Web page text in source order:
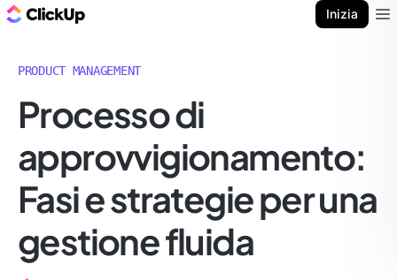
Inizia
PRODUCT MANAGEMENT
Processo di
approvvigionamento:
Fasi e strategie per una
gestione fluida